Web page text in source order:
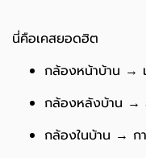
นี่คือเคสยอดฮิต
กล้องหน้าบ้าน →
กล้องหลังบ้าน →
กล้องในบ้าน → ก